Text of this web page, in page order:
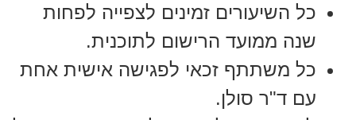
כל השיעורים זמינים לצפייה לפחות
שנה ממועד הרישום לתוכנית.
כל משתתף זכאי לפגישה אישית אחת
עם ד"ר סולן.